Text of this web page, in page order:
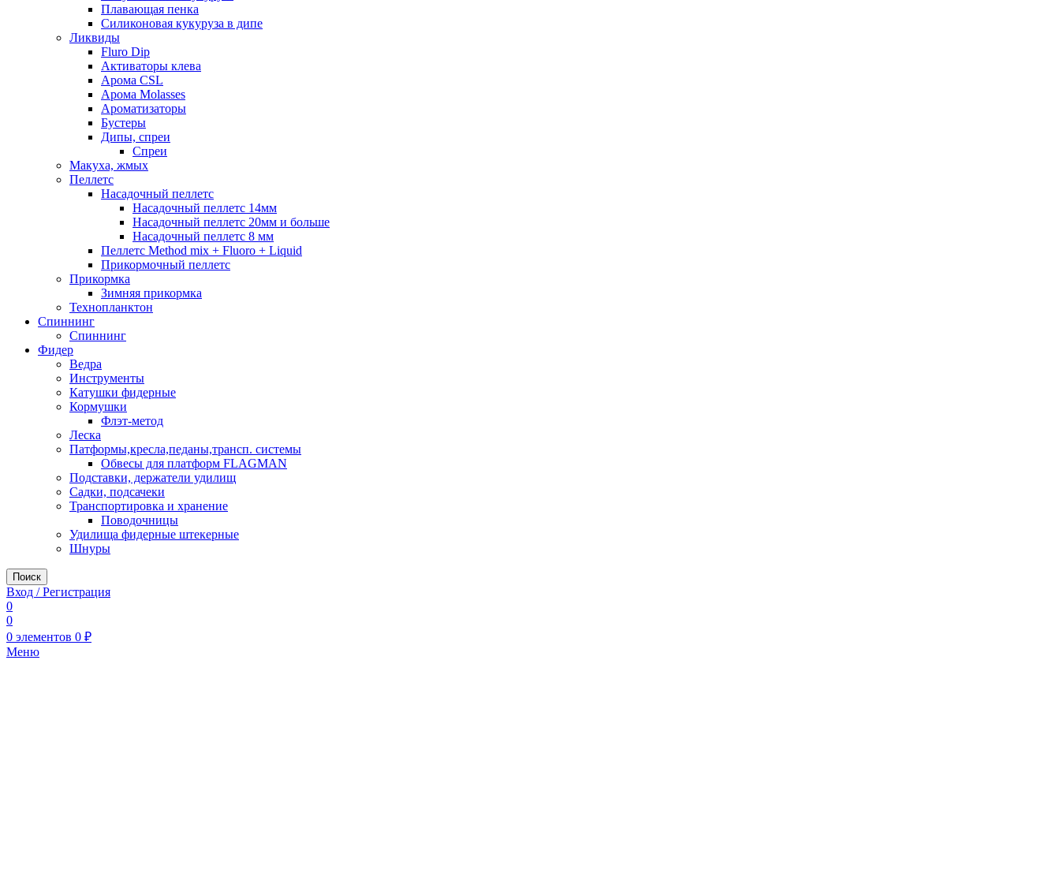
Плавающая пенка
Силиконовая кукуруза в дипе
Ликвиды
Fluro Dip
Активаторы клева
Арома CSL
Арома Molasses
Ароматизаторы
Бустеры
Дипы, спреи
Спреи
Макуха, жмых
Пеллетс
Насадочный пеллетс
Насадочный пеллетс 14мм
Насадочный пеллетс 20мм и больше
Насадочный пеллетс 8 мм
Пеллетс Method mix + Fluoro + Liquid
Прикормочный пеллетс
Прикормка
Зимняя прикормка
Технопланктон
Спиннинг
Спиннинг
Фидер
Ведра
Инструменты
Катушки фидерные
Кормушки
Флэт-метод
Леска
Патформы,кресла,педаны,трансп. системы
Обвесы для платформ FLAGMAN
Подставки, держатели удилищ
Садки, подсачеки
Транспортировка и хранение
Поводочницы
Удилища фидерные штекерные
Шнуры
Поиск
Вход / Регистрация
0
0
0 элементов 0 ₽
Меню